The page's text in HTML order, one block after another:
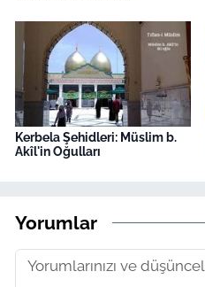
Kerbela Şehidleri: Müslim b.
Akîl'in Oğulları
Yorumlar